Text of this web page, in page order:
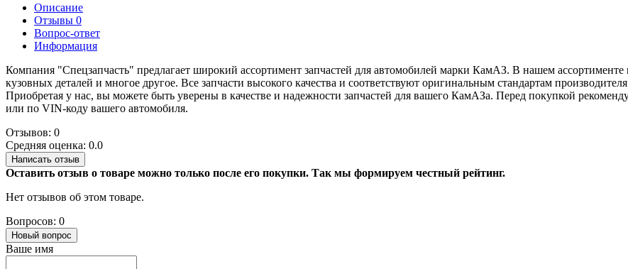
Описание
Отзывы 0
Вопрос-ответ
Информация
Компания "Спецзапчасть" предлагает широкий ассортимент запчастей для автомобилей марки КамАЗ. В нашем ассортименте
кузовных деталей и многое другое. Все запчасти высокого качества и соответствуют оригинальным стандартам
Приобретая у нас, вы можете быть уверены в качестве и надежности запчастей для вашего КамАЗа. Перед покупкой
или по VIN-коду вашего автомобиля.
Отзывов: 0
Средняя оценка: 0.0
Написать отзыв
Оставить отзыв о товаре можно только после его покупки. Так мы формируем честный рейтинг.
Нет отзывов об этом товаре.
Вопросов: 0
Новый вопрос
Ваше имя